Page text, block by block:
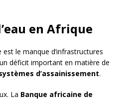
en Afrique
est le manque d’infrastructures
déficit important en matière de
d’assainissement.
La Banque africaine de